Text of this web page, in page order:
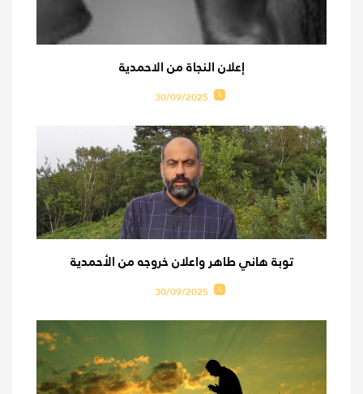
إعلان النجاة من الاحمدية
30/09/2025
توبة هاني طاهر واعلان خروجه من الأحمدية
30/09/2025